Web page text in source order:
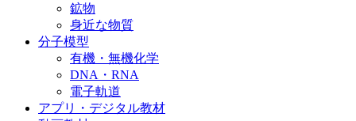
鉱物
身近な物質
分子模型
有機・無機化学
DNA・RNA
電子軌道
アプリ・デジタル教材